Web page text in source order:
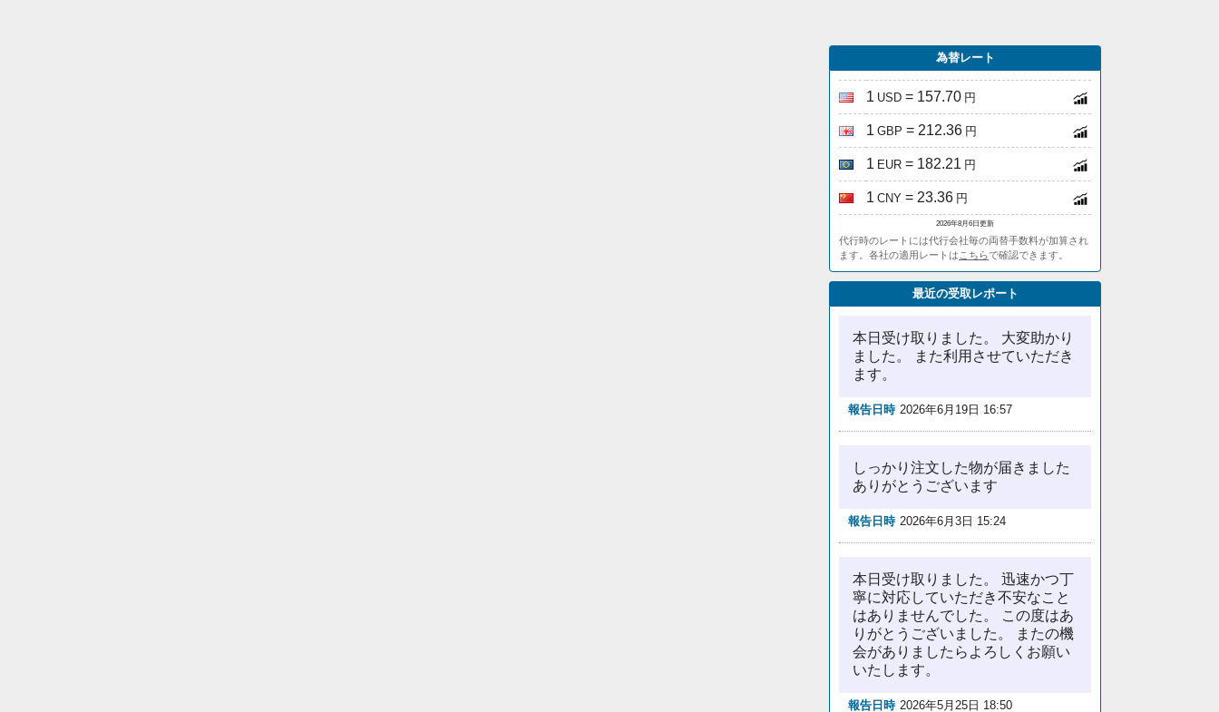
為替レート
1 USD = 157.70 円
1 GBP = 212.36 円
1 EUR = 182.21 円
1 CNY = 23.36 円
2026年8月6日更新
代行時のレートには代行会社毎の両替手数料が加算され
ます。各社の適用レートは こちらで確認できます。
最近の受取レポート
本日受け取りました。 大変助かり
ました。 また利用させていただき
ます。
報告日時 2026年6月19日 16:57
しっかり注文した物が届きました
ありがとうございます
報告日時 2026年6月3日 15:24
本日受け取りました。 迅速かつ丁
寧に対応していただき不安なこと
はありませんでした。 この度はあ
りがとうございました。 またの機
会がありましたらよろしくお願い
いたします。
報告日時 2026年5月25日 18:50